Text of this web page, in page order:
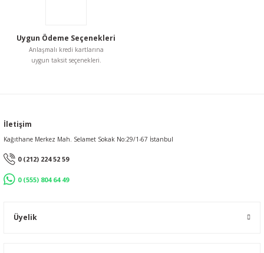
Uygun Ödeme Seçenekleri
Anlaşmalı kredi kartlarına
uygun taksit seçenekleri.
İletişim
Kağıthane Merkez Mah. Selamet Sokak No:29/1-67 İstanbul
0 (212) 224 52 59
0 (555) 804 64 49
Üyelik